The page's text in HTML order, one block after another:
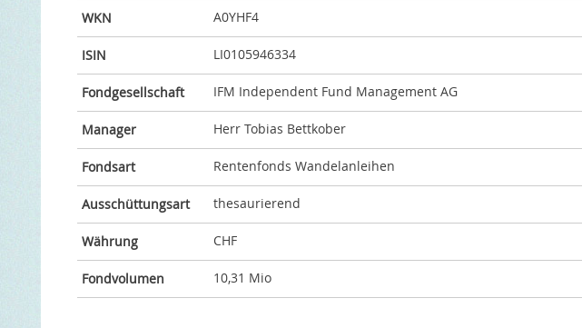
WKN A0YHF4
ISIN LI0105946334
Fondgesellschaft IFM Independent Fund Management AG
Manager Herr Tobias Bettkober
Fondsart Rentenfonds Wandelanleihen
Ausschüttungsart thesaurierend
Währung CHF
Fondvolumen 10,31 Mio